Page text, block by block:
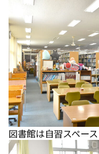
図書館は自習スペース